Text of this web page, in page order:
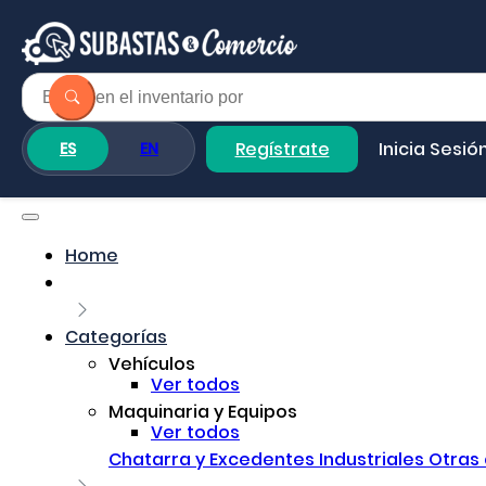
ES EN Regístrate Inicia
Home
Categorías
Vehículos
Ver todos
Maquinaria y Equipos
Ver todos
Chatarra y Excedentes Industriales Otras